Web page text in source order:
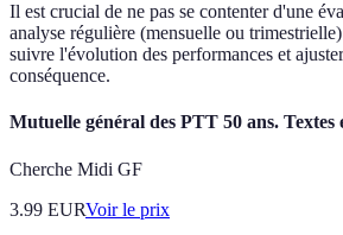
Il est crucial de ne pas se contenter d'une
analyse régulière (mensuelle ou
suivre l'évolution des performances et
conséquence.
Mutuelle général des PTT 50 ans. Textes
Cherche Midi GF
3.99 EURVoir le prix